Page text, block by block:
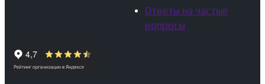
Ответы на частые
вопросы